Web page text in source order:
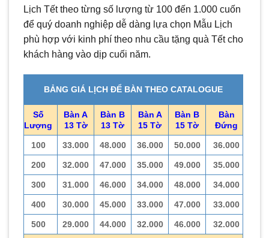
Lịch Tết theo từng số lượng từ 100 đến 1.000 cuốn
để quý doanh nghiệp dễ dàng lựa chọn Mẫu Lịch
phù hợp với kinh phí theo nhu cầu tặng quà Tết cho
khách hàng vào dịp cuối năm.
BẢNG GIÁ LỊCH ĐỂ BÀN THEO CATALOGUE
Số
Lượng
Bàn A
13 Tờ
Bàn B
13 Tờ
Bàn A
15 Tờ
Bàn B
15 Tờ
Bàn
Đứng
100 33.000 48.000 36.000 50.000 36.000
200 32.000 47.000 35.000 49.000 35.000
300 31.000 46.000 34.000 48.000 34.000
400 30.000 45.000 33.000 47.000 33.000
500 29.000 44.000 32.000 46.000 32.000